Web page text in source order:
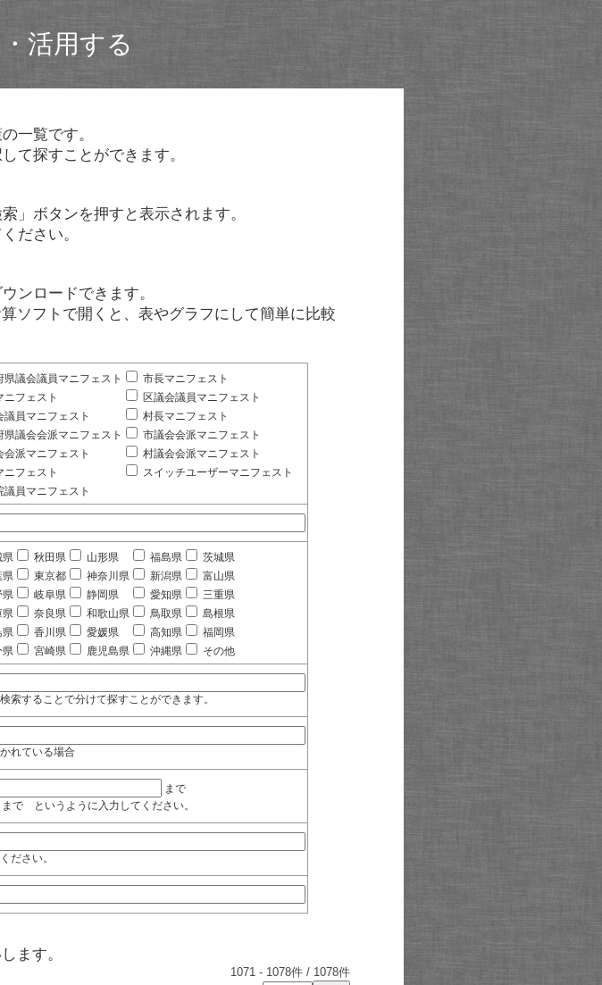
活用する
一覧です。
て探すことができます。
」ボタンを押すと表示されます。
ださい。
ンロードできます。
ソフトで開くと、表やグラフにして簡単に比較
県議会議員マニフェスト
市長マニフェスト
ニフェスト
区議会議員マニフェスト
議員マニフェスト
村長マニフェスト
県議会会派マニフェスト
市議会会派マニフェスト
会派マニフェスト
村議会会派マニフェスト
ニフェスト
スイッチユーザーマニフェスト
議員マニフェスト
県 秋田県 山形県 福島県
茨城県
県 東京都 神奈川県 新潟県
富山県
県 岐阜県 静岡県 愛知県
三重県
県 奈良県 和歌山県 鳥取県
島根県
県 香川県 愛媛県 高知県
福岡県
県 宮崎県 鹿児島県 沖縄県 その他
することで分けて探すことができます。
れている場合
まで
というように入力してください。
ださい。
ます。
1071 - 1078件 / 1078件